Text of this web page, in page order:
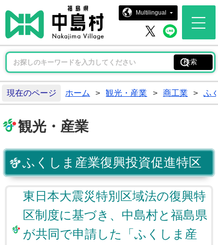
中島村ホ
Multilingual
中島村 X中島
現在のページ ホーム > 観光・産業 > 商工業 > ふ
観光・産業
ふくしま産業復興投資促進特区
東日本大震災特別区域法の復興特
区制度に基づき、中島村と福島県
が共同で申請した「ふくしま産